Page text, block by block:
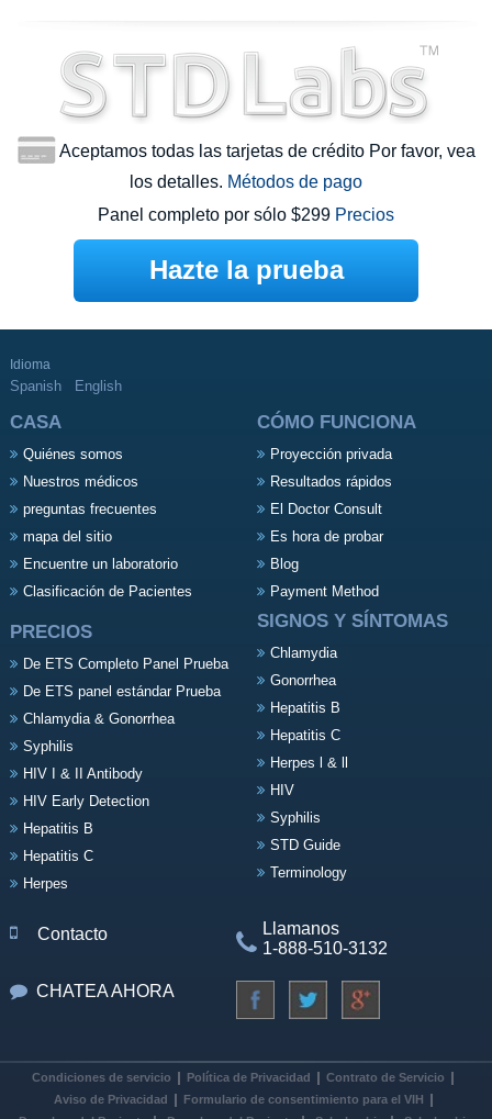
Aceptamos todas las tarjetas de crédito Por favor, vea
los detalles. Métodos de pago
Panel completo por sólo $299 Precios
Hazte la prueba
Idioma
Spanish English
CASA
Quiénes somos
Nuestros médicos
preguntas frecuentes
mapa del sitio
Encuentre un laboratorio
Clasificación de Pacientes
CÓMO FUNCIONA
Proyección privada
Resultados rápidos
El Doctor Consult
Es hora de probar
Blog
Payment Method
PRECIOS
De ETS Completo Panel Prueba
De ETS panel estándar Prueba
Chlamydia & Gonorrhea
Syphilis
HIV I & II Antibody
HIV Early Detection
Hepatitis B
Hepatitis C
Herpes
SIGNOS Y SÍNTOMAS
Chlamydia
Gonorrhea
Hepatitis B
Hepatitis C
Herpes l & ll
HIV
Syphilis
STD Guide
Terminology
Contacto
Llamanos
1-888-510-3132
CHATEA AHORA
Condiciones de servicio Política de Privacidad
Contrato de Servicio
Aviso de Privacidad
Formulario de consentimiento para el VIH